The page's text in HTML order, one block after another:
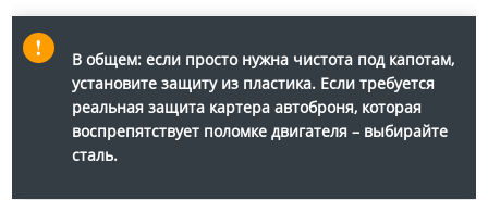
В общем: если просто нужна чистота под капотам,
установите защиту из пластика. Если требуется
реальная защита картера автоброня, которая
воспрепятствует поломке двигателя – выбирайте
сталь.